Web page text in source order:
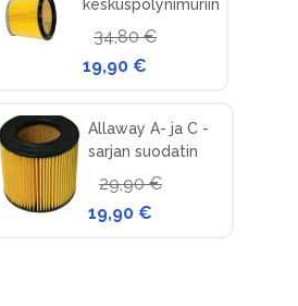
keskuspölynimuriin
19,90 €
34,80 €
Allaway A- ja C -
sarjan suodatin
keskuspölynimuriin
19,90 €
29,90 €